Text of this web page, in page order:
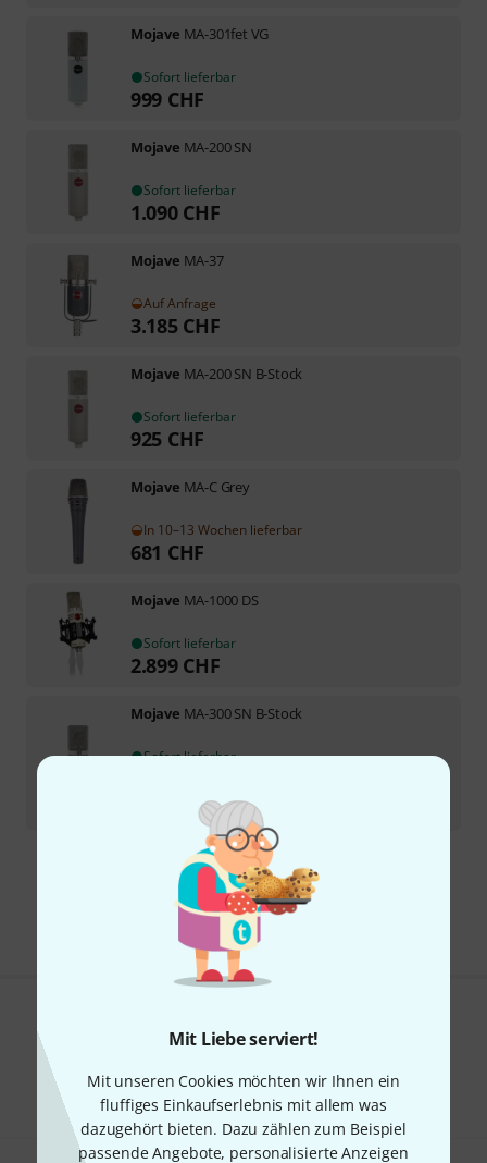
Mit Liebe serviert!
Mit unseren Cookies möchten wir Ihnen ein
fluffiges Einkaufserlebnis mit allem was
dazugehört bieten. Dazu zählen zum Beispiel
passende Angebote, personalisierte Anzeigen
Mojave MA-301fet VG
Sofort lieferbar
999 CHF
Mojave MA-200 SN
Sofort lieferbar
1.090 CHF
Mojave MA-37
Auf Anfrage
3.185 CHF
Mojave MA-200 SN B-Stock
Sofort lieferbar
925 CHF
Mojave MA-C Grey
In 10–13 Wochen lieferbar
681 CHF
Mojave MA-1000 DS
Sofort lieferbar
2.899 CHF
Mojave MA-300 SN B-Stock
Sofort lieferbar
30-Tage-Bestpreis
Kostenloser Versand ab 199 CHF
Alle Preise inkl. MwSt.
Gefällt Ihnen, was Sie sehen?
Teilen Hilfe & Feedback